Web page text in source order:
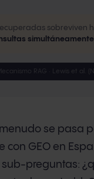
sobreviven
simultáneamente
Mecanismo RAG · Lewis et al.
se pasa
GEO en
preguntas: